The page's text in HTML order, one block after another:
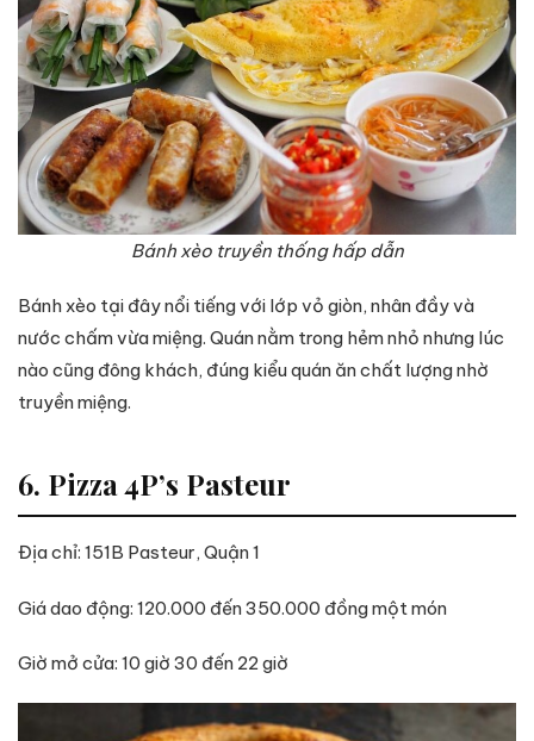
Bánh xèo truyền thống hấp dẫn
Bánh xèo tại đây nổi tiếng với lớp vỏ giòn, nhân đầy và
nước chấm vừa miệng. Quán nằm trong hẻm nhỏ nhưng lúc
nào cũng đông khách, đúng kiểu quán ăn chất lượng nhờ
truyền miệng.
6. Pizza 4P’s Pasteur
Địa chỉ: 151B Pasteur, Quận 1
Giá dao động: 120.000 đến 350.000 đồng một món
Giờ mở cửa: 10 giờ 30 đến 22 giờ